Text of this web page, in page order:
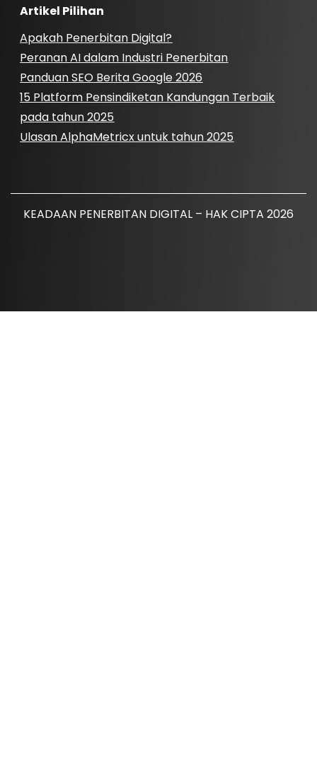
Artikel Pilihan
Apakah Penerbitan Digital?
Peranan AI dalam Industri Penerbitan
Panduan SEO Berita Google 2026
15 Platform Pensindiketan Kandungan Terbaik
pada tahun 2025
Ulasan AlphaMetricx untuk tahun 2025
KEADAAN PENERBITAN DIGITAL – HAK CIPTA 2026